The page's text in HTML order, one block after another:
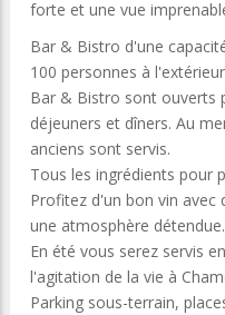
forte et une vue
Bar & Bistro d'une
100 personnes à
Bar & Bistro sont ouverts
déjeuners et dîners. Au
anciens sont servis.
Tous les ingrédients pour
Profitez d'un bon vin avec
une atmosphère détendue.
En été vous serez servis
l'agitation de la vie à
Parking sous-terrain,